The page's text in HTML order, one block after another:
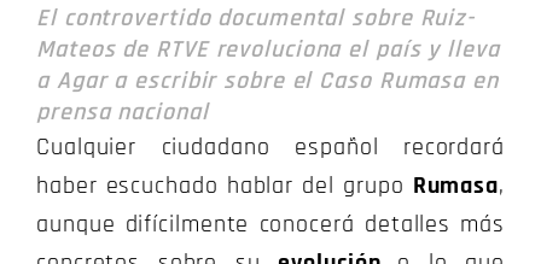
El controvertido documental sobre Ruiz-
Mateos de RTVE revoluciona el país y lleva
a Agar a escribir sobre el Caso Rumasa en
prensa nacional
Cualquier ciudadano español recordará
haber escuchado hablar del grupo Rumasa,
aunque difícilmente conocerá detalles más